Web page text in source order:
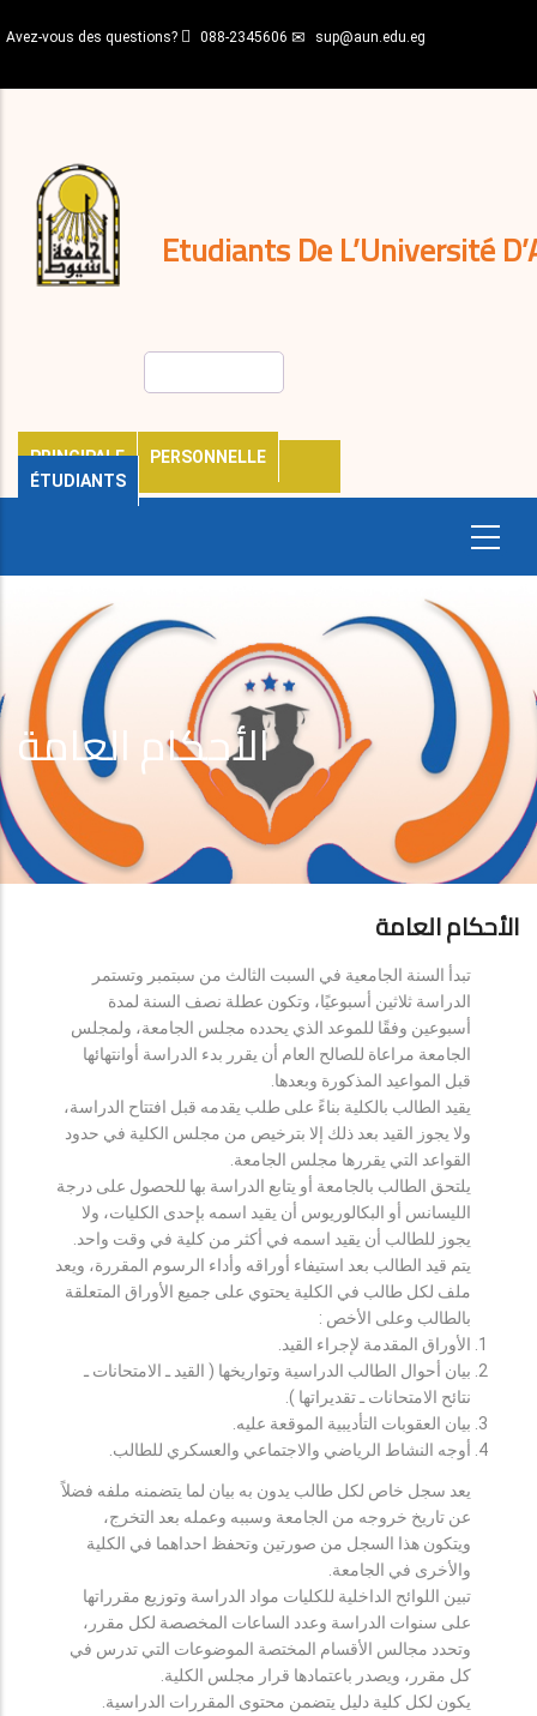
au
principal
Avez-vous des questions? 088-2345606 sup@aun.edu.eg
Etudiants De L’Université
PRINCIPALE
PERSONNELLE
ÉTUDIANTS
décisions
Expatriés
Journal
الأحكام العامة
الأحكام العامة
تبدأ السنة الجامعية في السبت الثالث من سبتمبر وتستمر
الدراسة ثلاثين أسبوعيًا، وتكون عطلة نصف السنة لمدة
أسبوعين وفقًا للموعد الذي يحدده مجلس الجامعة، ولمجلس
الجامعة مراعاة للصالح العام أن يقرر بدء الدراسة أوانتهائها
قبل المواعيد المذكورة وبعدها.
يقيد الطالب بالكلية بناءً على طلب يقدمه قبل افتتاح الدراسة،
ولا يجوز القيد بعد ذلك إلا بترخيص من مجلس الكلية في حدود
القواعد التي يقررها مجلس الجامعة.
يلتحق الطالب بالجامعة أو يتابع الدراسة بها للحصول على درجة
الليسانس أو البكالوريوس أن يقيد اسمه بإحدى الكليات، ولا
يجوز للطالب أن يقيد اسمه في أكثر من كلية في وقت واحد.
يتم قيد الطالب بعد استيفاء أوراقه وأداء الرسوم المقررة، ويعد
ملف لكل طالب في الكلية يحتوي على جميع الأوراق المتعلقة
بالطالب وعلى الأخص :
الأوراق المقدمة لإجراء القيد.
بيان أحوال الطالب الدراسية وتواريخها ( القيد ـ الامتحانات ـ
نتائح الامتحانات ـ تقديراتها ).
بيان العقوبات التأديبية الموقعة عليه.
أوجه النشاط الرياضي والاجتماعي والعسكري للطالب.
يعد سجل خاص لكل طالب يدون به بيان لما يتضمنه ملفه فضلاً
عن تاريخ خروجه من الجامعة وسببه وعمله بعد التخرج،
ويتكون هذا السجل من صورتين وتحفظ احداهما في الكلية
والأخرى في الجامعة.
تبين اللوائح الداخلية للكليات مواد الدراسة وتوزيع مقرراتها
على سنوات الدراسة وعدد الساعات المخصصة لكل مقرر،
وتحدد مجالس الأقسام المختصة الموضوعات التي تدرس في
كل مقرر، ويصدر باعتمادها قرار مجلس الكلية.
يكون لكل كلية دليل يتضمن محتوى المقررات الدراسية.